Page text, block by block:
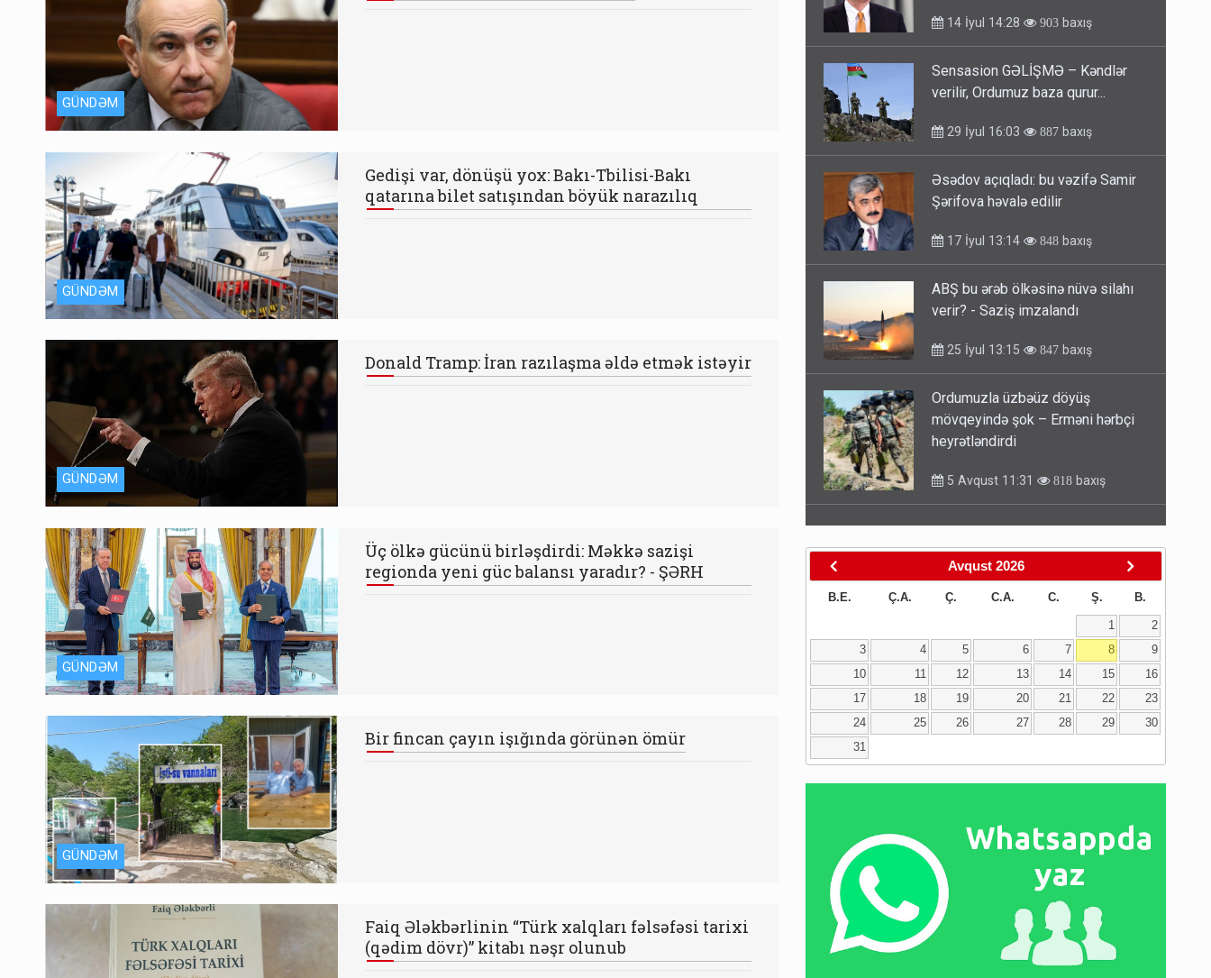
GÜNDƏM
GÜNDƏM
Gedişi var, dönüşü yox: Bakı-Tbilisi-Bakı
qatarına bilet satışından böyük narazılıq
GÜNDƏM
Donald Tramp: İran razılaşma əldə etmək istəyir
GÜNDƏM
Üç ölkə gücünü birləşdirdi: Məkkə sazişi
regionda yeni güc balansı yaradır? - ŞƏRH
GÜNDƏM
Bir fincan çayın işığında görünən ömür
Faiq Ələkbərlinin “Türk xalqları fəlsəfəsi tarixi
(qədim dövr)” kitabı nəşr olunub
14 İyul 14:28 903 baxış
Sensasion GƏLİŞMƏ – Kəndlər
verilir, Ordumuz baza qurur...
29 İyul 16:03 887 baxış
Əsədov açıqladı: bu vəzifə Samir
Şərifova həvalə edilir
17 İyul 13:14 848 baxış
ABŞ bu ərəb ölkəsinə nüvə silahı
verir? - Saziş imzalandı
25 İyul 13:15 847 baxış
Ordumuzla üzbəüz döyüş
mövqeyində şok – Erməni hərbçi
heyrətləndirdi
5 Avqust 11:31 818 baxış
Avqust 2026
B.E. Ç.A. Ç. C.A. C. Ş. B.
1
2
3
4 5 6 7 8
9
10
11 12 13 14 15
16
17
18 19 20 21 22
23
24
25 26 27 28 29
30
31